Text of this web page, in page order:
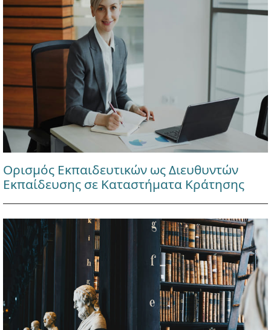
Ορισμός Εκπαιδευτικών ως Διευθυντών
Εκπαίδευσης σε Καταστήματα Κράτησης